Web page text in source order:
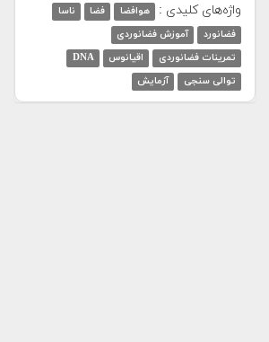
واژه‌های کلیدی : هوافضا فضا
ناسا
فضانورد
آموزش فضانوردی
تمرینات فضانوردی
اقیانوس
DNA
توالی سنجی
آزمایش